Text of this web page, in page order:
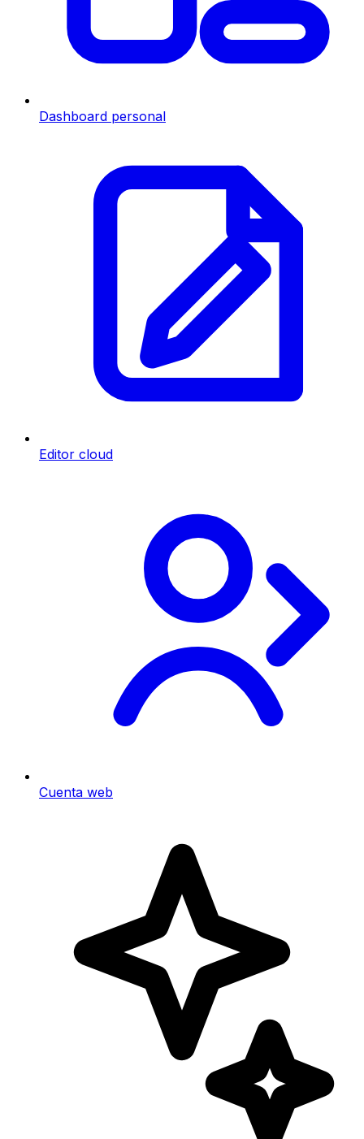
Dashboard personal
Editor cloud
Cuenta web